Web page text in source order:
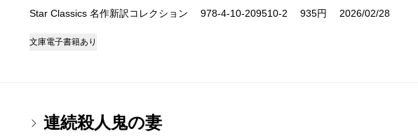
Star Classics 名作新訳コレクション 978-4-10-209510-2 935円 2026/02/28
文庫電子書籍あり
連続殺人鬼の妻